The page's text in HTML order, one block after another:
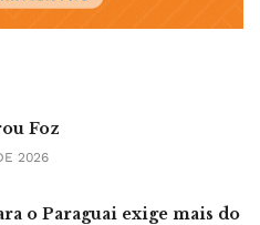
Foz
2026
o Paraguai exige mais do